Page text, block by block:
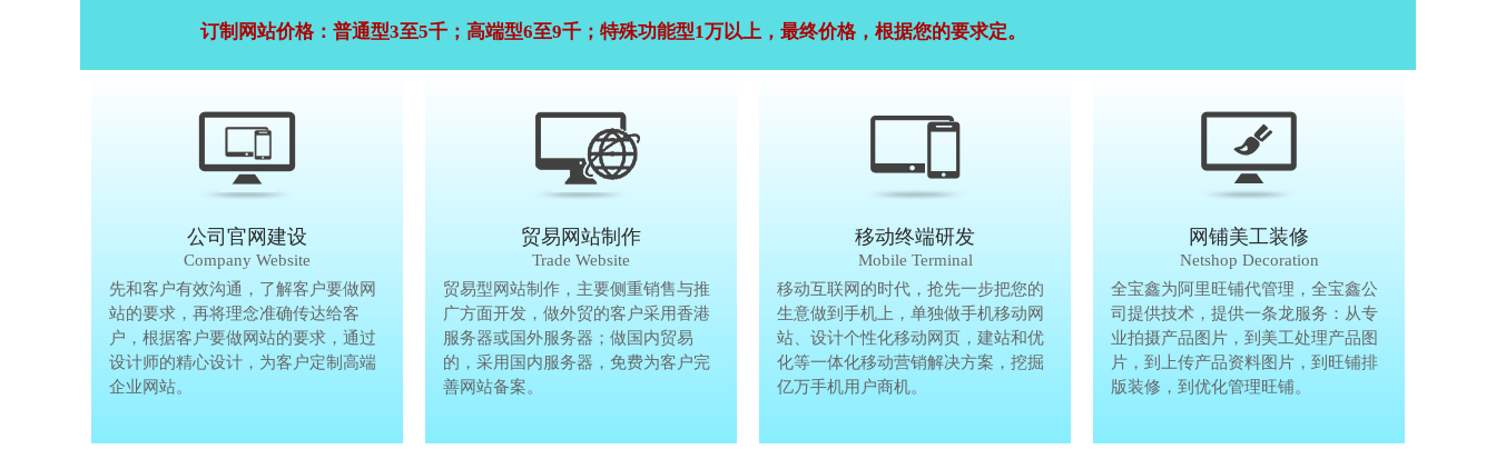
订制网站价格：普通型3至5千；高端型6至9千；特殊功能型1万以上，最终价格，根据您的要求定。
公司官网建设
Company Website
先和客户有效沟通，了解客户要做网
站的要求，再将理念准确传达给客
户，根据客户要做网站的要求，通过
设计师的精心设计，为客户定制高端
企业网站。
公司官网建设
Company Website
先和客户有效沟通，了解客户要做网
站的要求，再将理念准确传达给客
户，根据客户要做网站的要求，通过
设计师的精心设计，为客户定制高端
企业网站。
贸易网站制作
Trade Website
贸易型网站制作，主要侧重销售与推
广方面开发，做外贸的客户采用香港
服务器或国外服务器；做国内贸易
的，采用国内服务器，免费为客户完
善网站备案。
贸易网站制作
Trade Website
贸易型网站制作，主要侧重销售与推
广方面开发，做外贸的客户采用香港
服务器或国外服务器；做国内贸易
的，采用国内服务器，免费为客户完
善网站备案。
移动终端研发
Mobile Terminal
移动互联网的时代，抢先一步把您的
生意做到手机上，单独做手机移动网
站、设计个性化移动网页，建站和优
化等一体化移动营销解决方案，挖掘
亿万手机用户商机。
移动终端研发
Mobile Terminal
移动互联网的时代，抢先一步把您的
生意做到手机上，单独做手机移动网
站、设计个性化移动网页，建站和优
化等一体化移动营销解决方案，挖掘
亿万手机用户商机。
网铺美工装修
Netshop Decoration
全宝鑫为阿里旺铺代管理，全宝鑫公
司提供技术，提供一条龙服务：从专
业拍摄产品图片，到美工处理产品图
片，到上传产品资料图片，到旺铺排
版装修，到优化管理旺铺。